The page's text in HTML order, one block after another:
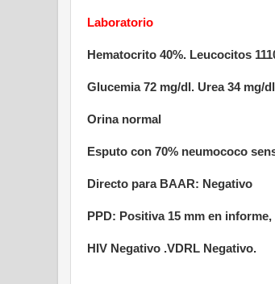
Laboratorio
Hematocrito 40%. Leucocitos
Glucemia 72 mg/dl. Urea 34 mg/
Orina normal
Esputo con 70% neumococo
Directo para BAAR: Negativo
PPD: Positiva 15 mm en informe,
HIV Negativo .VDRL Negativo.